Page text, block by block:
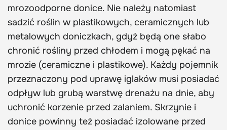
mrozoodporne donice. Nie należy natomiast
sadzić roślin w plastikowych, ceramicznych lub
metalowych doniczkach, gdyż będą one słabo
chronić rośliny przed chłodem i mogą pękać na
mrozie (ceramiczne i plastikowe). Każdy pojemnik
przeznaczony pod uprawę iglaków musi posiadać
odpływ lub grubą warstwę drenażu na dnie, aby
uchronić korzenie przed zalaniem. Skrzynie i
donice powinny też posiadać izolowane przed